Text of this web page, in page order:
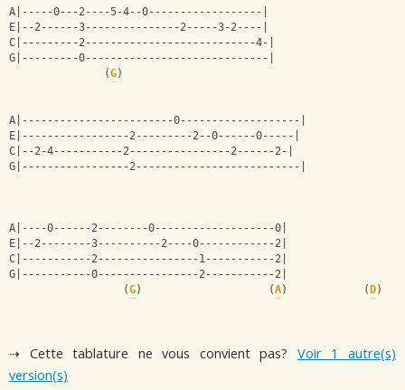
A|-----0---2----5-4--0------------------|
E|--2------3---------------2-----3-2----|
C|---------2---------------------------4-|
G|---------0-----------------------------|
               (
G)
A|------------------------0-------------------|
E|-----------------2---------2--0------0-----|
C|--2-4-----------2----------------2------2-|
G|-----------------2--------------------------|
A|----0------2--------0-------------------0|
E|--2--------3----------2----0------------2|
C|-----------2----------------1-----------2|
G|-----------0----------------2-----------2|
                  (
G)                    (A)            ( D)
⇢ Cette tablature ne vous convient pas? Voir 1 autre(s)
version(s)